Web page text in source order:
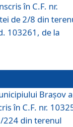
în C.F. nr.
de 2/8 din
103261, de la
Braşov a
în C.F. nr.
224 din terenul